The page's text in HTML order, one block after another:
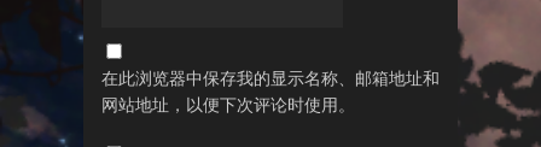
在此浏览器中保存我的显示名称、邮箱地址和
网站地址，以便下次评论时使用。